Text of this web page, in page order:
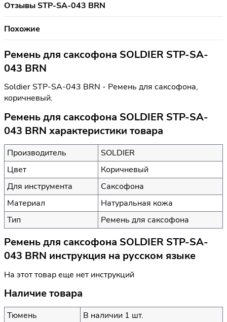
Отзывы STP-SA-043 BRN
Похожие
Ремень для саксофона SOLDIER STP-SA-
043 BRN
Soldier STP-SA-043 BRN - Ремень для саксофона,
коричневый.
Ремень для саксофона SOLDIER STP-SA-
043 BRN характеристики товара
Производитель
SOLDIER
Цвет
Коричневый
Для инструмента
Саксофона
Материал
Натуральная кожа
Тип
Ремень для саксофона
Ремень для саксофона SOLDIER STP-SA-
043 BRN инструкция на русском языке
На этот товар еще нет инструкций
Наличие товара
Тюмень В наличии 1 шт.